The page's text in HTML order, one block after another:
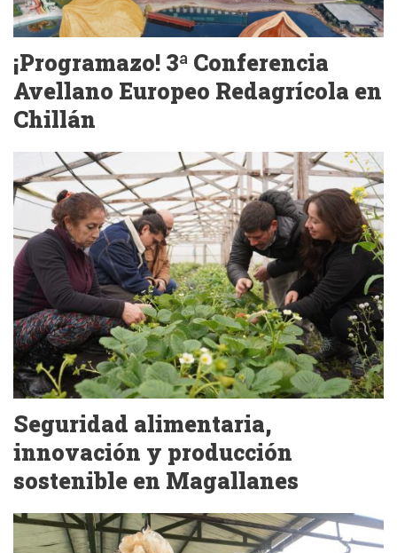
¡Programazo! 3ª Conferencia
Avellano Europeo Redagrícola en
Chillán
Seguridad alimentaria,
innovación y producción
sostenible en Magallanes